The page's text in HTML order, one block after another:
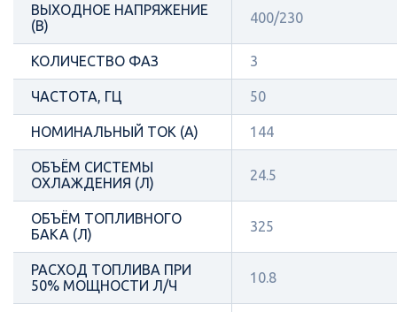
ВЫХОДНОЕ НАПРЯЖЕНИЕ
(В)
400/230
КОЛИЧЕСТВО ФАЗ 3
ЧАСТОТА, ГЦ 50
НОМИНАЛЬНЫЙ ТОК (А) 144
ОБЪЁМ СИСТЕМЫ
ОХЛАЖДЕНИЯ (Л)
24.5
ОБЪЁМ ТОПЛИВНОГО
БАКА (Л)
325
РАСХОД ТОПЛИВА ПРИ
50% МОЩНОСТИ Л/Ч
10.8